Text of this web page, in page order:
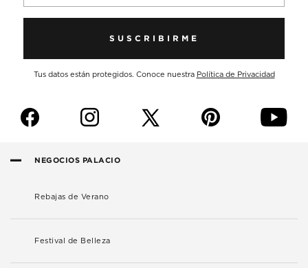
SUSCRIBIRME
Tus datos están protegidos. Conoce nuestra Política de Privacidad
f i p y
NEGOCIOS PALACIO
Rebajas de Verano
Festival de Belleza